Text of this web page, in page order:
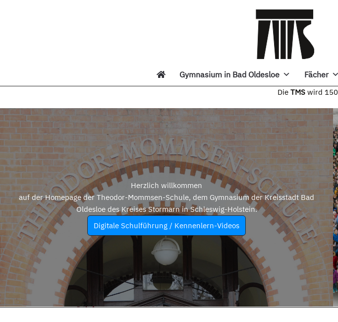
Gymnasium in Bad Oldesloe Fächer
Die TMS wird 150
Herzlich willkommen
auf der Homepage der Theodor-Mommsen-Schule, dem Gymnasium der Kreisstadt Bad
Oldesloe des Kreises Stormarn in Schleswig-Holstein.
Digitale Schulführung / Kennenlern-Videos